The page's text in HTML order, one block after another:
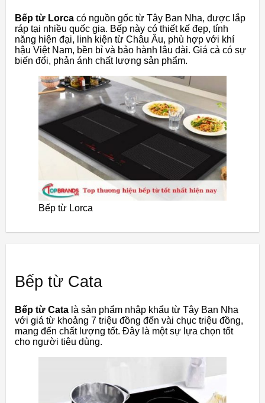
Bếp từ Lorca có nguồn gốc từ Tây Ban Nha, được lắp
ráp tại nhiều quốc gia. Bếp này có thiết kế đẹp, tính
năng hiện đại, linh kiện từ Châu Âu, phù hợp với khí
hậu Việt Nam, bền bỉ và bảo hành lâu dài. Giá cả có sự
biến đổi, phản ánh chất lượng sản phẩm.
Bếp từ Lorca
Bếp từ Cata
Bếp từ Cata là sản phẩm nhập khẩu từ Tây Ban Nha
với giá từ khoảng 7 triệu đồng đến vài chục triệu đồng,
mang đến chất lượng tốt. Đây là một sự lựa chọn tốt
cho người tiêu dùng.